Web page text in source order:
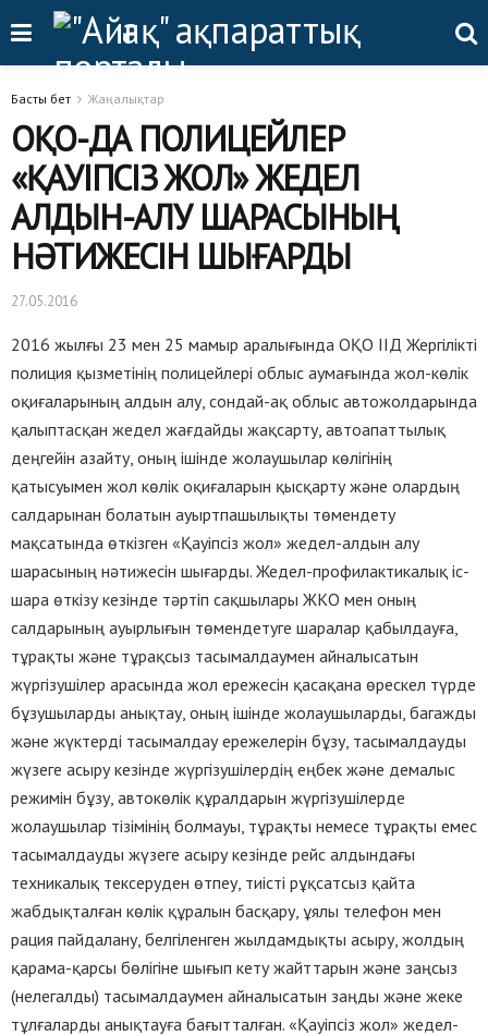
Басты бет Жаңалықтар
ОҚО-ДА ПОЛИЦЕЙЛЕР
«ҚАУІПСІЗ ЖОЛ» ЖЕДЕЛ
АЛДЫН-АЛУ ШАРАСЫНЫҢ
НӘТИЖЕСІН ШЫҒАРДЫ
27.05.2016
2016 жылғы 23 мен 25 мамыр аралығында ОҚО ІІД Жергілікті
полиция қызметінің полицейлері облыс аумағында жол-көлік
оқиғаларының алдын алу, сондай-ақ облыс автожолдарында
қалыптасқан жедел жағдайды жақсарту, автоапаттылық
деңгейін азайту, оның ішінде жолаушылар көлігінің
қатысуымен жол көлік оқиғаларын қысқарту және олардың
салдарынан болатын ауыртпашылықты төмендету
мақсатында өткізген «Қауіпсіз жол» жедел-алдын алу
шарасының нәтижесін шығарды. Жедел-профилактикалық іс-
шара өткізу кезінде тәртіп сақшылары ЖКО мен оның
салдарының ауырлығын төмендетуге шаралар қабылдауға,
тұрақты және тұрақсыз тасымалдаумен айналысатын
жүргізушілер арасында жол ережесін қасақана өрескел түрде
бұзушыларды анықтау, оның ішінде жолаушыларды, багажды
және жүктерді тасымалдау ережелерін бұзу, тасымалдауды
жүзеге асыру кезінде жүргізушілердің еңбек және демалыс
режимін бұзу, автокөлік құралдарын жүргізушілерде
жолаушылар тізімінің болмауы, тұрақты немесе тұрақты емес
тасымалдауды жүзеге асыру кезінде рейс алдындағы
техникалық тексеруден өтпеу, тиісті рұқсатсыз қайта
жабдықталған көлiк құралын басқару, ұялы телефон мен
рация пайдалану, белгіленген жылдамдықты асыру, жолдың
қарама-қарсы бөлігіне шығып кету жайттарын және заңсыз
(нелегалды) тасымалдаумен айналысатын заңды және жеке
тұлғаларды анықтауға бағытталған. «Қауіпсіз жол» жедел-